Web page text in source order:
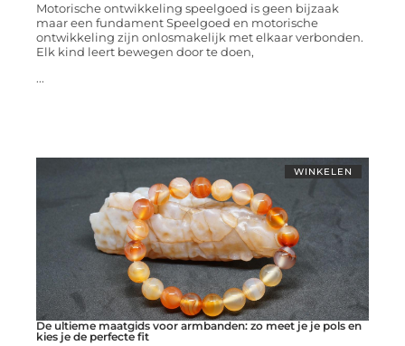
Motorische ontwikkeling speelgoed is geen bijzaak
maar een fundament Speelgoed en motorische
ontwikkeling zijn onlosmakelijk met elkaar verbonden.
Elk kind leert bewegen door te doen,
...
WINKELEN
De ultieme maatgids voor armbanden: zo meet je je pols en
kies je de perfecte fit